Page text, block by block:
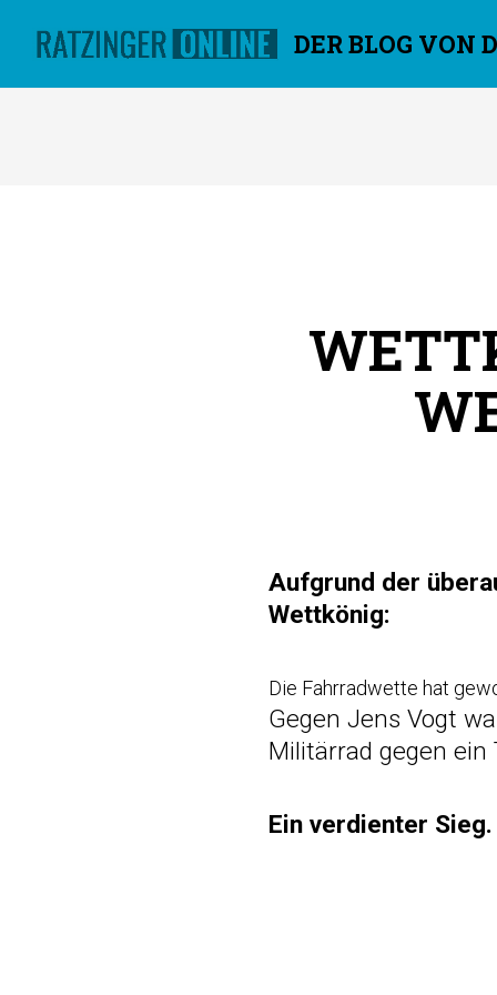
DER BLOG VON
Aufgrund der
Wettkönig:
Die Fahrradwette hat
Gegen Jens Vogt
Militärrad gegen ein
Ein verdienter Sieg.